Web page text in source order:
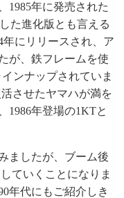
1985年に発売された
た進化版とも言える
年にリリースされ、ア
が、鉄フレームを使
ンナップされていま
させたヤマハが満を
1986年登場の1KTと
ましたが、ブーム後
ていくことになりま
年代にもご紹介しき